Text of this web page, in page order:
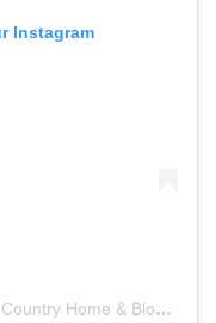
Instagram
Une publication partagée par Céline| Country Home & Blooms (@countryhomeandblooms)